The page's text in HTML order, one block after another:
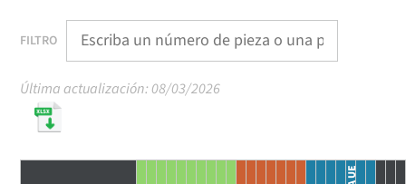
FILTRO
Última actualización: 08/03/2026